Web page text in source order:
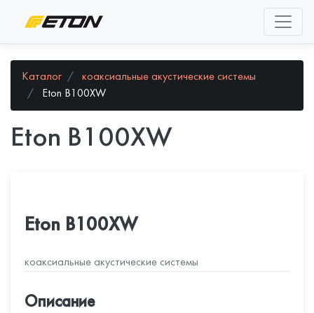
Каталог
коаксиальные акустические системы
Eton B100XW
Eton B100XW
Eton B100XW
коаксиальные акустические системы
Описание